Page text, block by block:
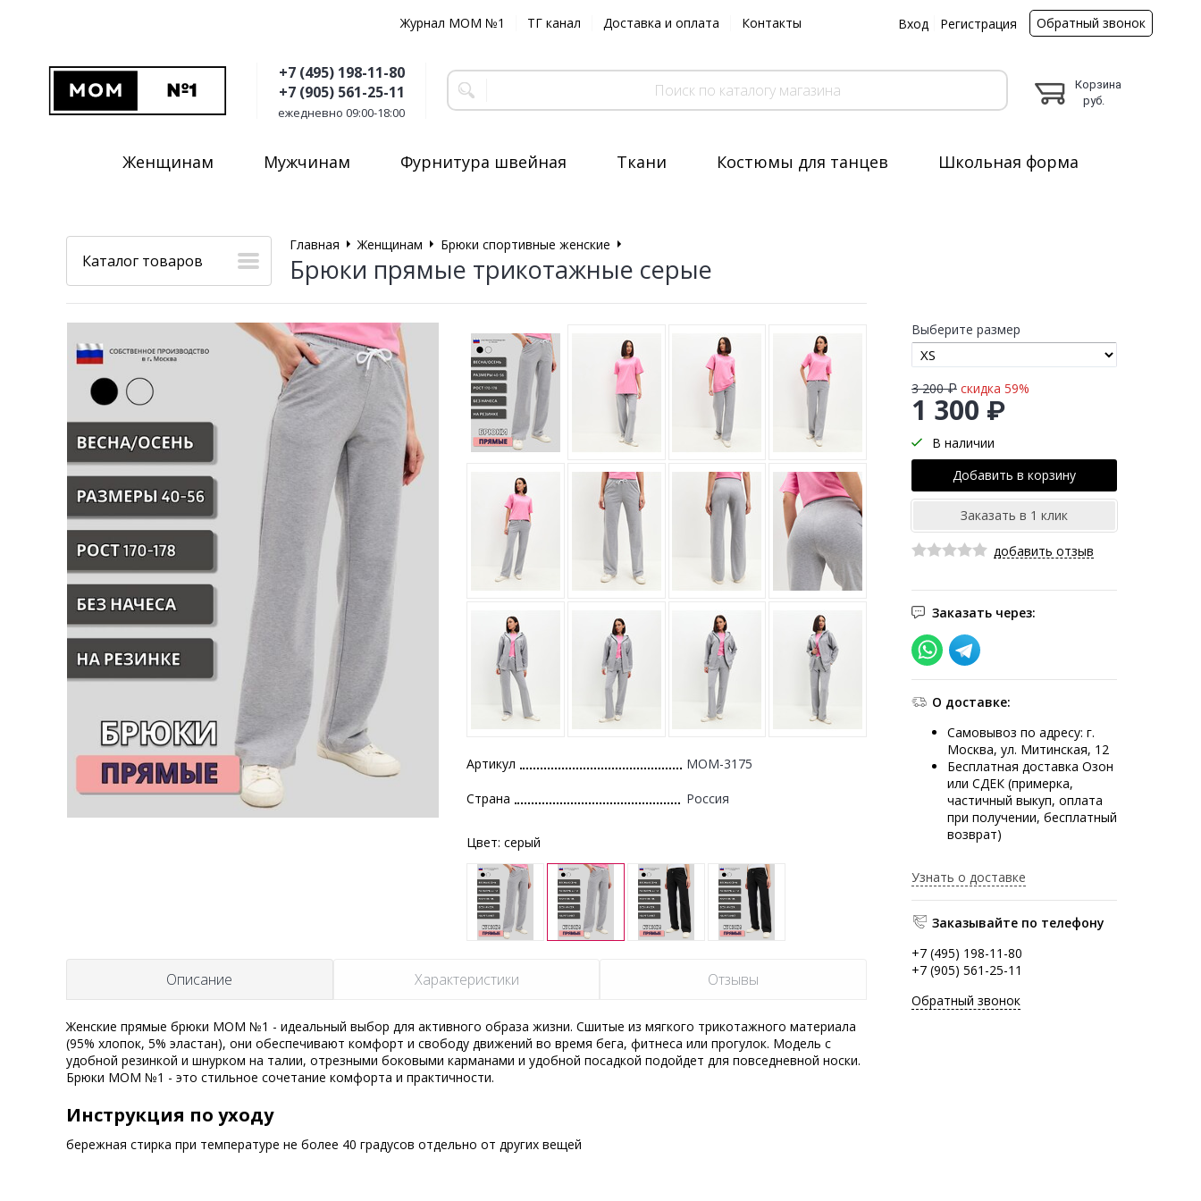
Журнал MOM №1 ТГ канал Доставка и оплата Контакты Вход Регистрация Обратный звонок
+7 (495) 198-11-80
+7 (905) 561-25-11
ежедневно 09:00-18:00
Корзина
руб.
Женщинам Мужчинам Фурнитура швейная Ткани Костюмы для танцев Школьная форма
Каталог товаров
Главная Женщинам Брюки спортивные женские
Брюки прямые трикотажные серые
Выберите размер
1 300 ₽
3 200 ₽ скидка 59%
В наличии
добавить отзыв
Заказать через:
О доставке:
Самовывоз по адресу: г.
Москва, ул. Митинская, 12
Бесплатная доставка Озон
или СДЕК (примерка,
частичный выкуп, оплата
при получении, бесплатный
возврат)
Узнать о доставке
Заказывайте по телефону
+7 (495) 198-11-80
+7 (905) 561-25-11
Обратный звонок
Артикул MOM-3175
Страна Россия
Цвет: серый
Описание Характеристики Отзывы
Женские прямые брюки MOM №1 - идеальный выбор для активного образа жизни. Сшитые из мягкого трикотажного материала
(95% хлопок, 5% эластан), они обеспечивают комфорт и свободу движений во время бега, фитнеса или прогулок. Модель с
удобной резинкой и шнурком на талии, отрезными боковыми карманами и удобной посадкой подойдет для повседневной носки.
Брюки MOM №1 - это стильное сочетание комфорта и практичности.
Инструкция по уходу
бережная стирка при температуре не более 40 градусов отдельно от других вещей